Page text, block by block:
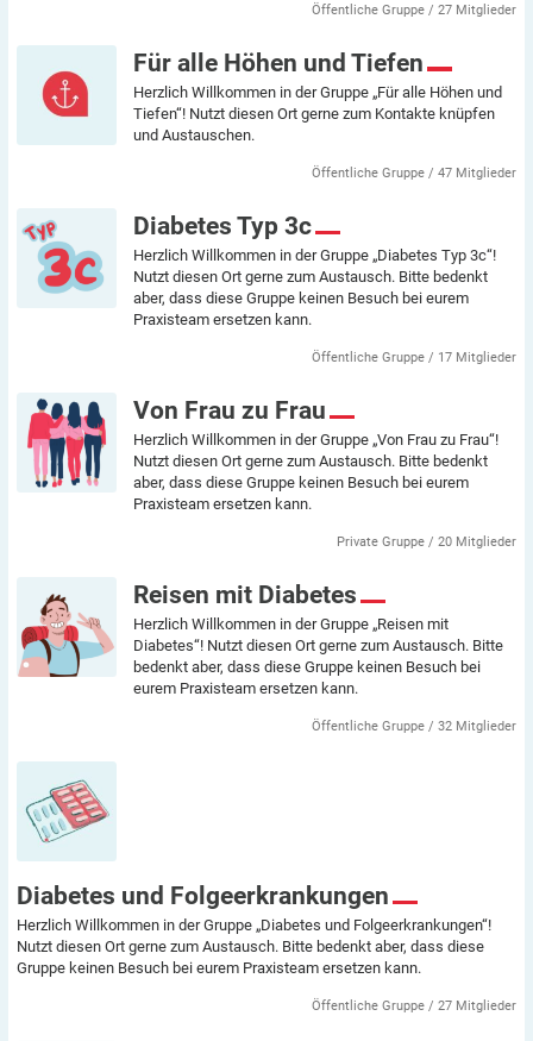
Öffentliche Gruppe / 27 Mitglieder
Für alle Höhen und Tiefen
Herzlich Willkommen in der Gruppe „Für alle Höhen und
Tiefen“! Nutzt diesen Ort gerne zum Kontakte knüpfen
und Austauschen.
Öffentliche Gruppe / 47 Mitglieder
Diabetes Typ 3c
Herzlich Willkommen in der Gruppe „Diabetes Typ 3c“!
Nutzt diesen Ort gerne zum Austausch. Bitte bedenkt
aber, dass diese Gruppe keinen Besuch bei eurem
Praxisteam ersetzen kann.
Öffentliche Gruppe / 17 Mitglieder
Von Frau zu Frau
Herzlich Willkommen in der Gruppe „Von Frau zu Frau“!
Nutzt diesen Ort gerne zum Austausch. Bitte bedenkt
aber, dass diese Gruppe keinen Besuch bei eurem
Praxisteam ersetzen kann.
Private Gruppe / 20 Mitglieder
Reisen mit Diabetes
Herzlich Willkommen in der Gruppe „Reisen mit
Diabetes“! Nutzt diesen Ort gerne zum Austausch. Bitte
bedenkt aber, dass diese Gruppe keinen Besuch bei
eurem Praxisteam ersetzen kann.
Öffentliche Gruppe / 32 Mitglieder
Diabetes und Folgeerkrankungen
Herzlich Willkommen in der Gruppe „Diabetes und Folgeerkrankungen“!
Nutzt diesen Ort gerne zum Austausch. Bitte bedenkt aber, dass diese
Gruppe keinen Besuch bei eurem Praxisteam ersetzen kann.
Öffentliche Gruppe / 27 Mitglieder